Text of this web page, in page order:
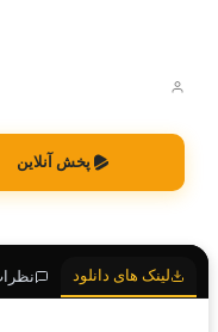
پخش آنلاین
لینک های دانلود